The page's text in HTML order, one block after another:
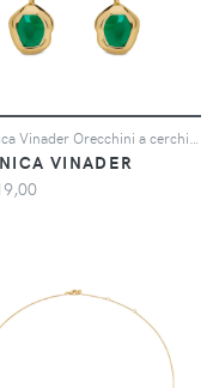
VINADER